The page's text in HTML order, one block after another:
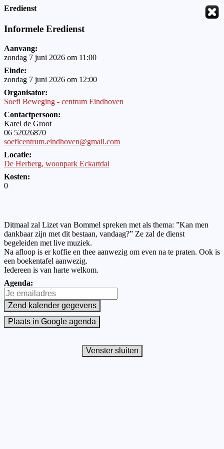
Eredienst
Informele Eredienst
Aanvang:
zondag 7 juni 2026 om 11:00
Einde:
zondag 7 juni 2026 om 12:00
Organisator:
Soefi Beweging - centrum Eindhoven
Contactpersoon:
Karel de Groot
06 52026870
soeficentrum.eindhoven@gmail.com
Locatie:
De Herberg, woonpark Eckartdal
Kosten:
0
Ditmaal zal Lizet van Bommel spreken met als thema: ”Kan men
dankbaar zijn met dit bestaan, vandaag?” Ze zal de dienst
begeleiden met live muziek.
Na afloop is er koffie en thee aanwezig om even na te praten. Ook is
een boekentafel aanwezig.
Iedereen is van harte welkom.
Agenda: